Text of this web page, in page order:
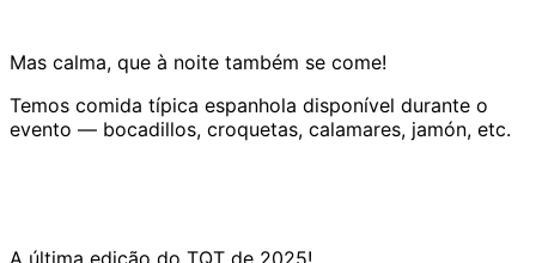
Mas calma, que à noite também se come!
Temos comida típica espanhola disponível durante o
evento — bocadillos, croquetas, calamares, jamón, etc.
A última edição do TQT de 2025!